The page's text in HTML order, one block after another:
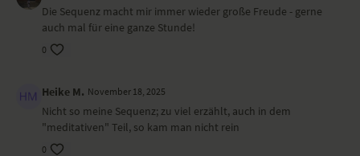
Die Sequenz macht mir immer wieder große Freude - gerne
auch mal für eine ganze Stunde!
0
Heike M. November 18, 2025
Nicht so meine Sequenz; zu viel erzählt, auch in dem
"meditativen" Teil, so kam man nicht rein
0